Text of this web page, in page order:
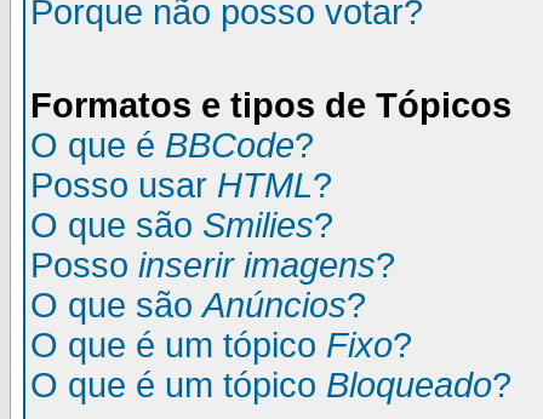
Porque não posso votar?
Formatos e tipos de Tópicos
O que é BBCode?
Posso usar HTML?
O que são Smilies?
Posso inserir imagens?
O que sãoAnúncios?
O que é um tópico Fixo?
O que é um tópico Bloqueado?